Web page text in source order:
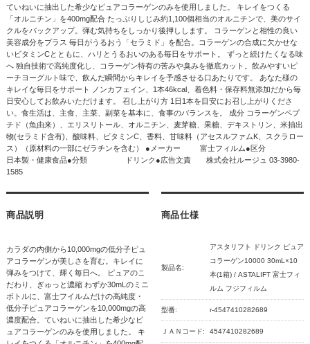
ていねいに抽出した希少なピュアコラーゲンのみを使用しました。 キレイをつくる
「オルニチン」を400mg配合 たっぷりしじみ約1,100個相当のオルニチンで、美のサイ
クルをバックアップ。弾む気持ちをしっかり後押しします。 コラーゲンと相性の良い
美容成分をプラス 毎日がうるおう「セラミド」を配合。コラーゲンの合成に欠かせな
いビタミンCとともに、ハリとうるおいのある毎日をサポート。 ずっと続けたくなる味
へ 独自技術で高純度化し、コラーゲン特有の苦みや臭みを徹底カット。飲みやすいピ
ーチヨーグルト味で、飲んだ瞬間からキレイを予感させる口あたりです。 あなた様の
キレイな毎日をサポート ノンカフェイン、1本46kcal、着色料・保存料無添加だから毎
日安心してお飲みいただけます。 召し上がり方 1日1本を目安にお召し上がりくださ
い。食生活は、主食、主菜、副菜を基本に、食事のバランスを。 成分 コラーゲンペプ
チド（魚由来）、エリスリトール、オルニチン、麦芽糖、果糖、デキストリン、米抽出
物(セラミド含有)、酸味料、ビタミンC、香料、甘味料（アセスルファムK、スクラロー
ス）（原材料の一部にゼラチンを含む） ●メーカー 富士フィルム●区分
日本製・健康食品●分類 ドリンク●広告文責 株式会社ルージュ 03-3980-
1585
商品説明
カラダの内側から10,000mgの低分子ピュ
アコラーゲンが美しさを育む。キレイに
弾みをつけて、輝く毎日へ。 ピュアのこ
だわり、ぎゅっと濃縮 わずか30mLのミニ
ボトルに、富士フイルムだけの高純度・
低分子ピュアコラーゲンを10,000mgの高
濃度配合。ていねいに抽出した希少なピ
ュアコラーゲンのみを使用しました。 キ
商品仕様
製品名:
アスタリフト ドリンク ピュア
コラーゲン10000 30mL×10
本(1箱) / ASTALIFT 富士フィ
ルム フジフィルム
型番: r-4547410282689
ＪＡＮコード: 4547410282689